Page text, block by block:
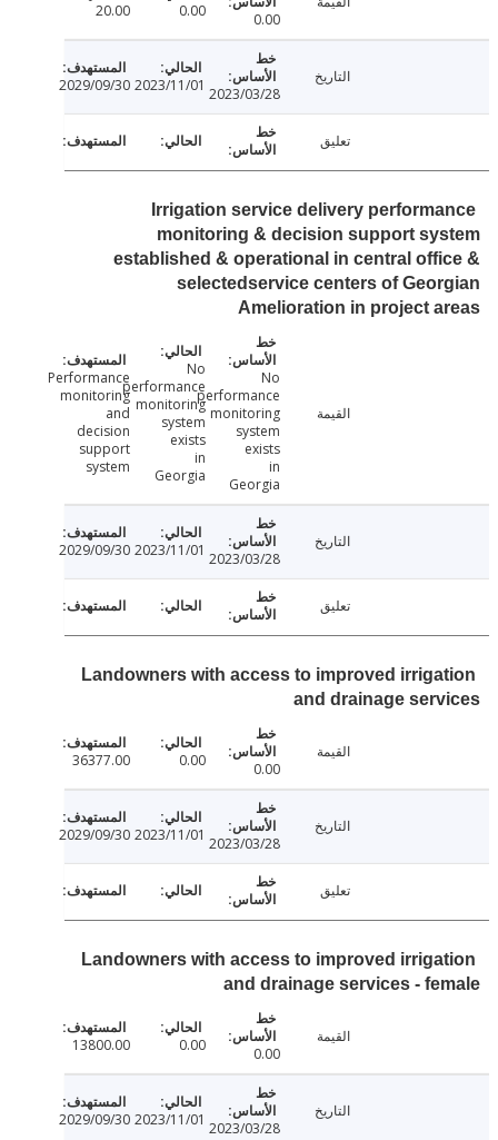
0.00
20.00
2023/03/28
2023/11/01
2029/09/30
Irrigation service delivery
monitoring & decision support
established & operational in central
selectedservice centers of
Amelioration in project
performance
monitoring
No
performance
monitoring
system
exists
in
Georgia
Performance
monitoring
and
decision
support
system
2023/03/28
2023/11/01
2029/09/30
Landowners with access to improved
and drainage
0.00
36377.00
2023/03/28
2023/11/01
2029/09/30
Landowners with access to improved
and drainage services -
0.00
13800.00
2023/03/28
2023/11/01
2029/09/30